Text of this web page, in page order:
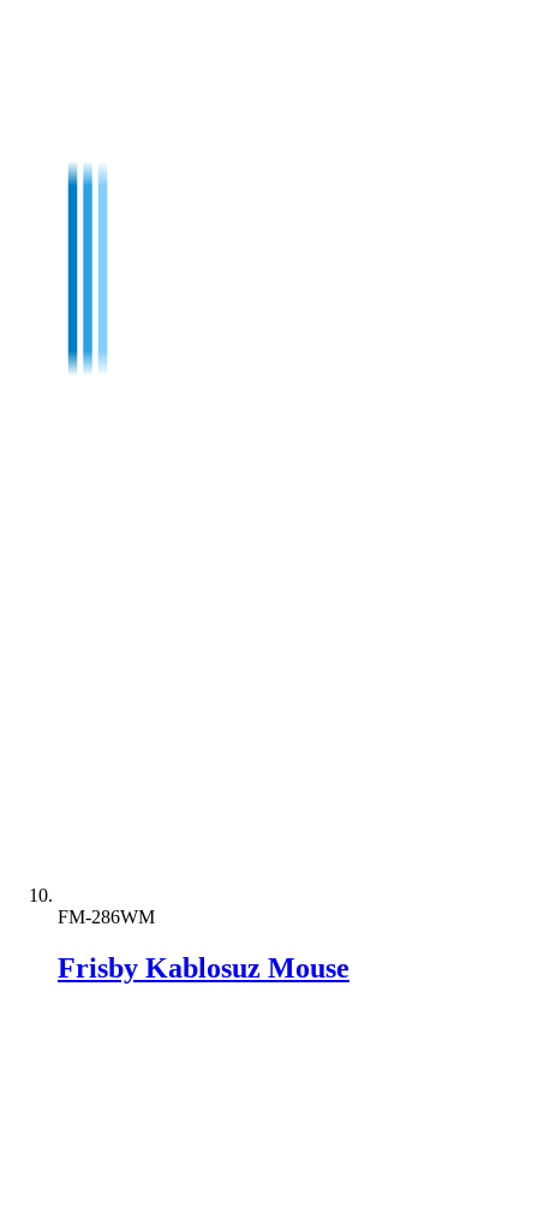
FM-286WM
Frisby Kablosuz Mouse